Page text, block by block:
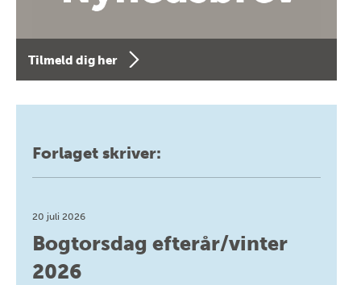
Tilmeld dig her
Forlaget skriver:
20 juli 2026
Bogtorsdag efterår/vinter
2026